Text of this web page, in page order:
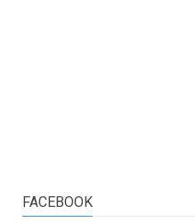
FACEBOOK